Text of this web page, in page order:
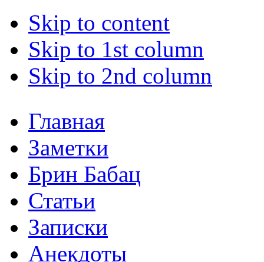
Skip to content
Skip to 1st column
Skip to 2nd column
Главная
Заметки
Брин Бабац
Статьи
Записки
Анекдоты